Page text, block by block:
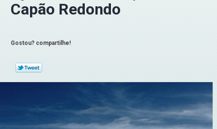
Capão Redondo
Gostou? compartilhe!